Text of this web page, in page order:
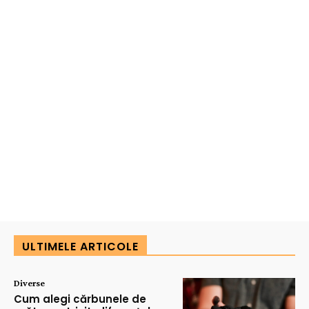
ULTIMELE ARTICOLE
Diverse
Cum alegi cărbunele de